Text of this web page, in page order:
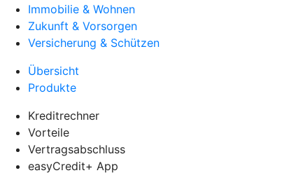
Immobilie & Wohnen
Zukunft & Vorsorgen
Versicherung & Schützen
Übersicht
Produkte
Kreditrechner
Vorteile
Vertragsabschluss
easyCredit+ App